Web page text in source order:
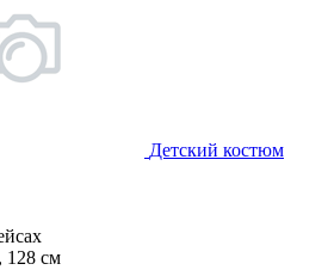
Детский костюм
, 128 см